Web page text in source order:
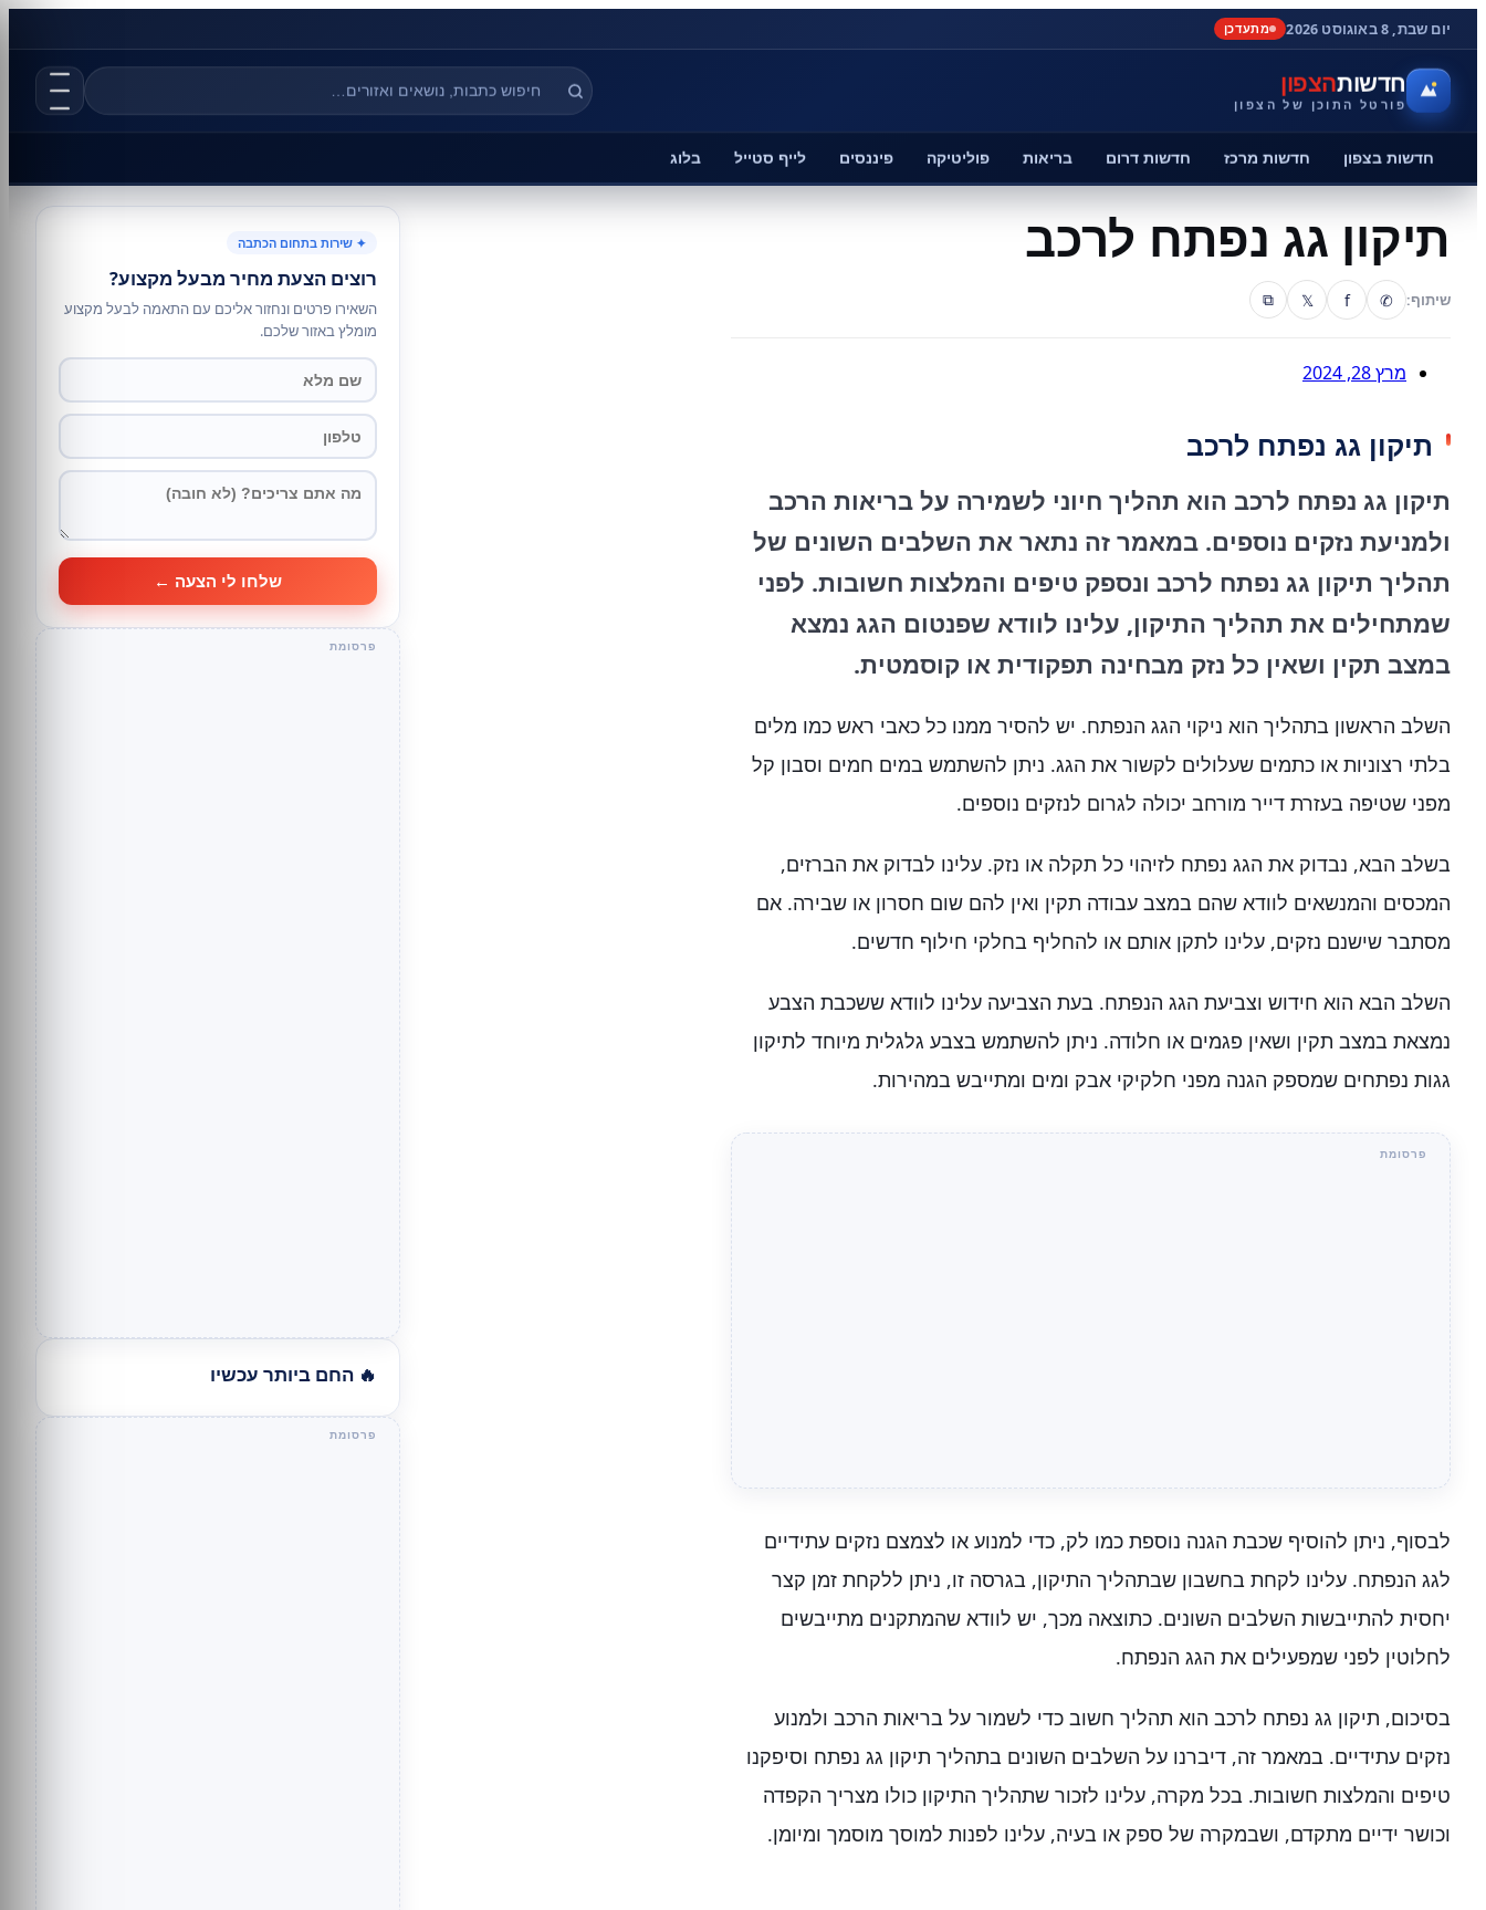
יום שבת, 8 באוגוסט 2026 מתעדכן
חדשותהצפון
פורטל התוכן של הצפון
חדשות בצפון חדשות מרכז חדשות דרום בריאות פוליטיקה פיננסים לייף סטייל בלוג
תיקון גג נפתח לרכב
שיתוף: ✆
f
𝕏
⧉
מרץ 28, 2024
תיקון גג נפתח לרכב
תיקון גג נפתח לרכב הוא תהליך חיוני לשמירה על בריאות הרכב
ולמניעת נזקים נוספים. במאמר זה נתאר את השלבים השונים של
תהליך תיקון גג נפתח לרכב ונספק טיפים והמלצות חשובות. לפני
שמתחילים את תהליך התיקון, עלינו לוודא שפנטום הגג נמצא
במצב תקין ושאין כל נזק מבחינה תפקודית או קוסמטית.
השלב הראשון בתהליך הוא ניקוי הגג הנפתח. יש להסיר ממנו כל כאבי ראש כמו מלים
בלתי רצוניות או כתמים שעלולים לקשור את הגג. ניתן להשתמש במים חמים וסבון קל
מפני שטיפה בעזרת דייר מורחב יכולה לגרום לנזקים נוספים.
בשלב הבא, נבדוק את הגג נפתח לזיהוי כל תקלה או נזק. עלינו לבדוק את הברזים,
המכסים והמנשאים לוודא שהם במצב עבודה תקין ואין להם שום חסרון או שבירה. אם
מסתבר שישנם נזקים, עלינו לתקן אותם או להחליף בחלקי חילוף חדשים.
השלב הבא הוא חידוש וצביעת הגג הנפתח. בעת הצביעה עלינו לוודא ששכבת הצבע
נמצאת במצב תקין ושאין פגמים או חלודה. ניתן להשתמש בצבע גלגלית מיוחד לתיקון
גגות נפתחים שמספק הגנה מפני חלקיקי אבק ומים ומתייבש במהירות.
לבסוף, ניתן להוסיף שכבת הגנה נוספת כמו לק, כדי למנוע או לצמצם נזקים עתידיים
לגג הנפתח. עלינו לקחת בחשבון שבתהליך התיקון, בגרסה זו, ניתן ללקחת זמן קצר
יחסית להתייבשות השלבים השונים. כתוצאה מכך, יש לוודא שהמתקנים מתייבשים
לחלוטין לפני שמפעילים את הגג הנפתח.
בסיכום, תיקון גג נפתח לרכב הוא תהליך חשוב כדי לשמור על בריאות הרכב ולמנוע
נזקים עתידיים. במאמר זה, דיברנו על השלבים השונים בתהליך תיקון גג נפתח וסיפקנו
טיפים והמלצות חשובות. בכל מקרה, עלינו לזכור שתהליך התיקון כולו מצריך הקפדה
וכושר ידיים מתקדם, ושבמקרה של ספק או בעיה, עלינו לפנות למוסך מוסמך ומיומן.
✦ שירות בתחום הכתבה
רוצים הצעת מחיר מבעל מקצוע?
השאירו פרטים ונחזור אליכם עם התאמה לבעל מקצוע
מומלץ באזור שלכם.
שלחו לי הצעה ←
🔥 החם ביותר עכשיו